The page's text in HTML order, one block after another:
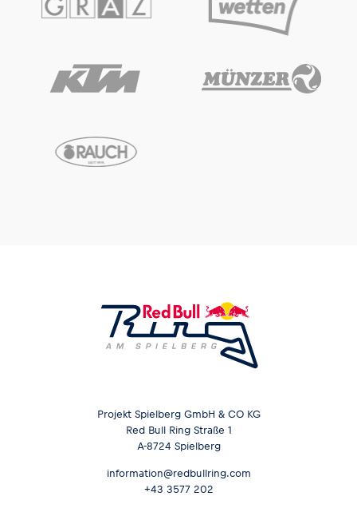
Projekt Spielberg GmbH & CO KG
Red Bull Ring Straße 1
A-8724 Spielberg
information@redbullring.com
+43 3577 202